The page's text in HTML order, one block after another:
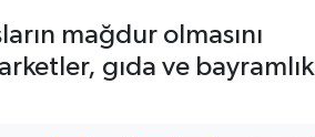
mağdur olmasını
gıda ve bayramlık